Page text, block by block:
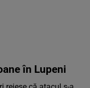
în Lupeni